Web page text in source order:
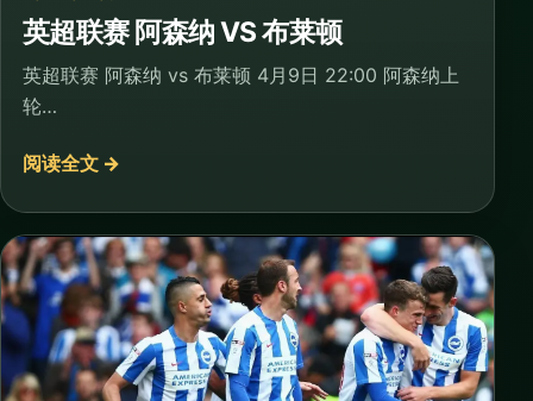
英超联赛 阿森纳 VS 布莱顿
英超联赛 阿森纳 vs 布莱顿 4月9日 22:00 阿森纳上
轮…
阅读全文 →